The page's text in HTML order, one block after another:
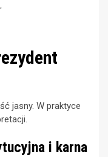
jasny. W praktyce
i karna